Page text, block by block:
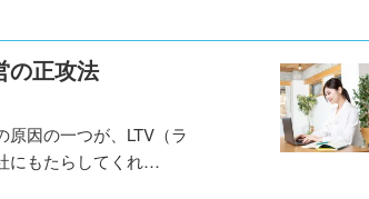
の正攻法
因の一つが、LTV（ラ
にもたらしてくれ…